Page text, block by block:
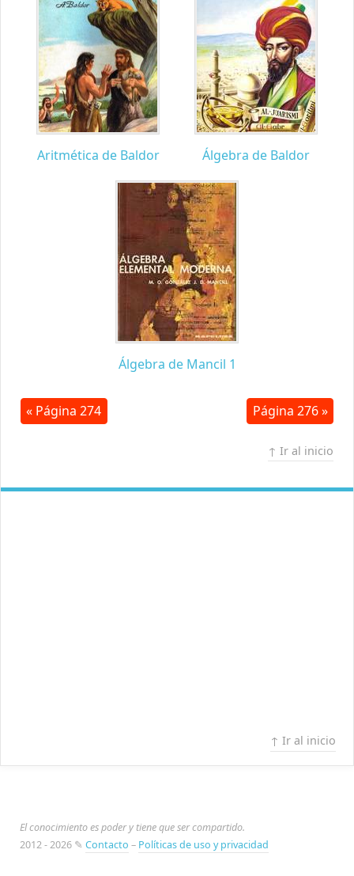
Aritmética de Baldor Álgebra de Baldor
Álgebra de Mancil 1
« Página 274 Página 276 »
↑ Ir al inicio
↑ Ir al inicio
El conocimiento es poder y tiene que ser compartido.
2012 - 2026 ✎ Contacto – Políticas de uso y privacidad